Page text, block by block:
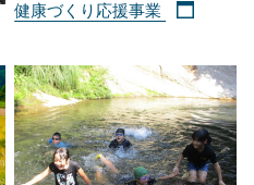
健康づくり応援事業